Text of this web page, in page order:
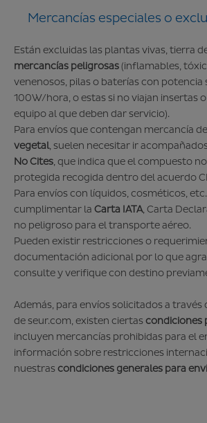
Mercancías especiales o
Están excluidas las plantas vivas, tierra
mercancías peligrosas(inflamables,
venenosos, pilas o baterías con potencia
100W/hora, o estas si no viajan insertas
equipo al que deben dar servicio).
Para envíos que contengan mercancía de
vegetal, suelen necesitar ir
No Cites, que indica que el compuesto
protegida recogida dentro del acuerdo
Para envíos con líquidos, cosméticos,
cumplimentar la Carta IATA, Carta
no peligroso para el transporte aéreo.
Pueden existir restricciones o
documentación adicional por lo que
consulte y verifique con destino
Además, para envíos solicitados a
de seur.com, existen ciertascondiciones
incluyen mercancías prohibidas para el
información sobre restricciones
nuestrascondiciones generales para